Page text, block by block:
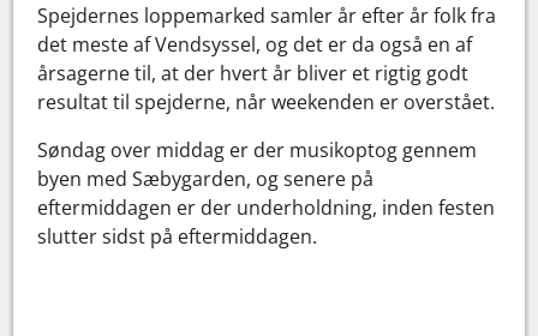
Spejdernes loppemarked samler år efter år folk fra
det meste af Vendsyssel, og det er da også en af
årsagerne til, at der hvert år bliver et rigtig godt
resultat til spejderne, når weekenden er overstået.
Søndag over middag er der musikoptog gennem
byen med Sæbygarden, og senere på
eftermiddagen er der underholdning, inden festen
slutter sidst på eftermiddagen.